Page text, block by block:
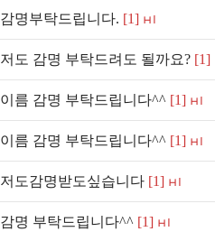
감명부탁드립니다. [1]
저도 감명 부탁드려도 될까요? [1]
이름 감명 부탁드립니다^^ [1]
이름 감명 부탁드립니다^^ [1]
저도감명받도싶습니다 [1]
감명 부탁드립니다^^ [1]